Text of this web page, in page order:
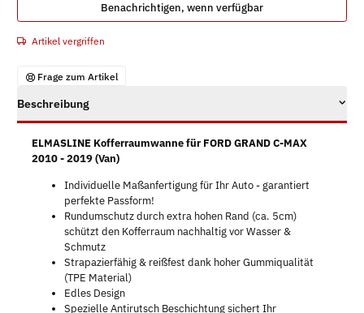
Benachrichtigen, wenn verfügbar
Artikel vergriffen
Frage zum Artikel
Beschreibung
ELMASLINE Kofferraumwanne für FORD GRAND C-MAX
2010 - 2019 (Van)
Individuelle Maßanfertigung für Ihr Auto - garantiert
perfekte Passform!
Rundumschutz durch extra hohen Rand (ca. 5cm)
schützt den Kofferraum nachhaltig vor Wasser &
Schmutz
Strapazierfähig & reißfest dank hoher Gummiqualität
(TPE Material)
Edles Design
Spezielle Antirutsch Beschichtung sichert Ihr